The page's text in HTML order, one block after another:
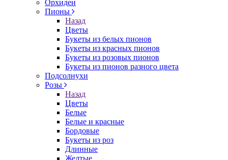
Орхидеи
Пионы
Назад
Цветы
Букеты из белых пионов
Букеты из красных пионов
Букеты из розовых пионов
Букеты из пионов разного цвета
Подсолнухи
Розы
Назад
Цветы
Белые
Белые и красные
Бордовые
Букеты из роз
Длинные
Желтые